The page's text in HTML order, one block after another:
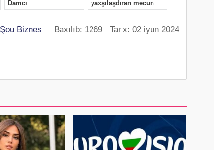
Şou Biznes Baxılıb: 1269 Tarix: 02 iyun 2024